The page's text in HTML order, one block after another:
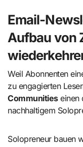
Email-
Aufbau von
Weil Abonnenten
zu engagierten
Communitieseinen
nachhaltigem
Solopreneur bauen